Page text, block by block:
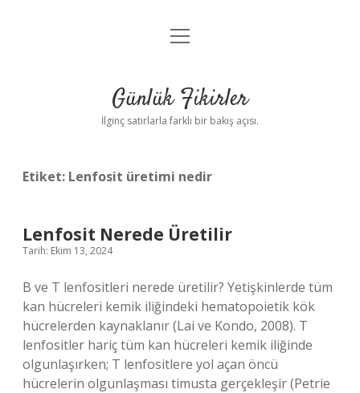
Anasayfa
Yasal Uyarı
menüyü
Günlük Fikirler
İlginç satırlarla farklı bir bakış açısı.
Etiket: Lenfosit üretimi nedir
Lenfosit Nerede Üretilir
Tarih: Ekim 13, 2024
B ve T lenfositleri nerede üretilir? Yetişkinlerde tüm
kan hücreleri kemik iliğindeki hematopoietik kök
hücrelerden kaynaklanır (Lai ve Kondo, 2008). T
lenfositler hariç tüm kan hücreleri kemik iliğinde
olgunlaşırken; T lenfositlere yol açan öncü
hücrelerin olgunlaşması timusta gerçekleşir (Petrie